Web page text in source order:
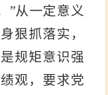
”从一定意义
狠抓落实，
规矩意识强
观，要求党